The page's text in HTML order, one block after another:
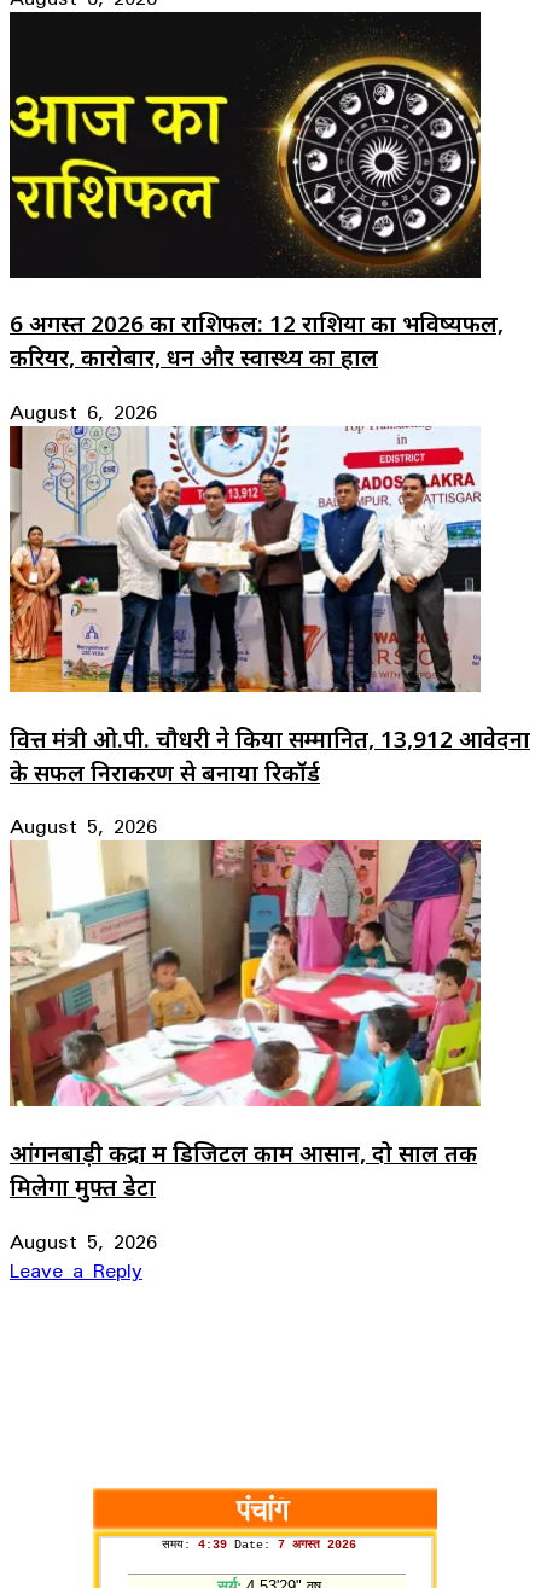
6 अगस्त 2026 का राशिफल: 12 राशियों का भविष्यफल,
करियर, कारोबार, धन और स्वास्थ्य का हाल
August 6, 2026
वित्त मंत्री ओ.पी. चौधरी ने किया सम्मानित, 13,912 आवेदनों
के सफल निराकरण से बनाया रिकॉर्ड
August 5, 2026
आंगनबाड़ी केंद्रों में डिजिटल काम आसान, दो साल तक
मिलेगा मुफ्त डेटा
August 5, 2026
Leave a Reply